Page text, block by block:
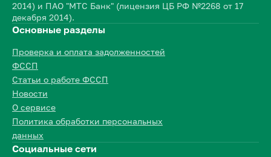
2014) и ПАО "МТС Банк" (лицензия ЦБ РФ №2268 от 17
декабря 2014).
Основные разделы
Проверка и оплата задолженностей
ФССП
Статьи о работе ФССП
Новости
О сервисе
Политика обработки персональных
данных
Социальные сети